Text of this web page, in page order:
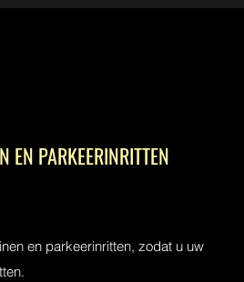
EN PARKEERINRITTEN
en parkeerinritten, zodat u uw